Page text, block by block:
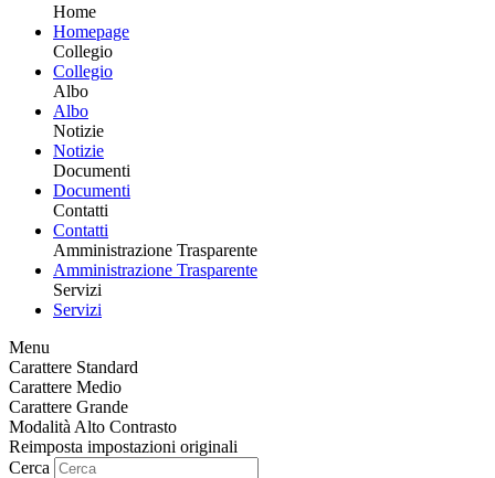
Home
Homepage
Collegio
Collegio
Albo
Albo
Notizie
Notizie
Documenti
Documenti
Contatti
Contatti
Amministrazione Trasparente
Amministrazione Trasparente
Servizi
Servizi
Menu
Carattere Standard
Carattere Medio
Carattere Grande
Modalità Alto Contrasto
Reimposta impostazioni originali
Cerca